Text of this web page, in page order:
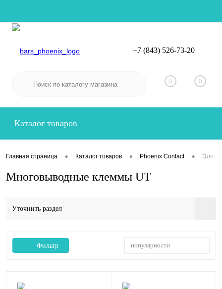
Вход
+7 (843) 526-73-20
0 0
Каталог товаров
Главная страница • Каталог товаров • Phoenix Contact •
Многовыводные клеммы UT
Уточнить раздел
Фильтр популярности